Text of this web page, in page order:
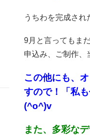
うちわを完成さ
9月と言ってもま
申込み、ご制作
この他にも、
すので！「私
(^o^)v
また、多彩な